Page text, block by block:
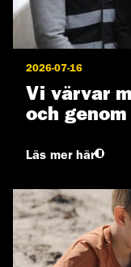
2026-07-16
Vi värvar
och
Läs mer här